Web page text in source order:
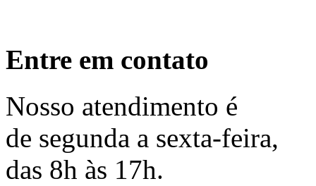
Entre em contato
Nosso atendimento é
de segunda a sexta-feira,
das 8h às 17h.